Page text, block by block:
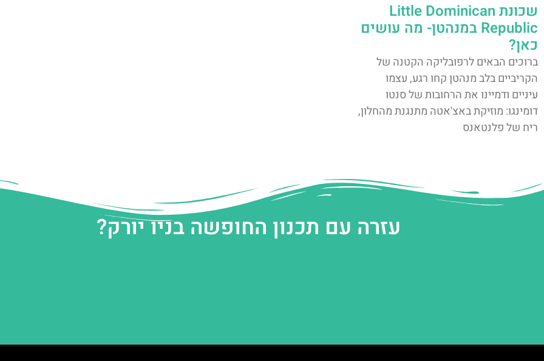
שכונת Little Dominican
Republic במנהטן- מה עושים
כאן?
ברוכים הבאים לרפובליקה הקטנה של
הקריביים בלב מנהטן קחו רגע, עצמו
עיניים ודמיינו את הרחובות של סנטו
דומינגו: מוזיקת באצ'אטה מתנגנת מהחלון,
ריח של פלנטאנס
עזרה עם תכנון החופשה בניו יורק?